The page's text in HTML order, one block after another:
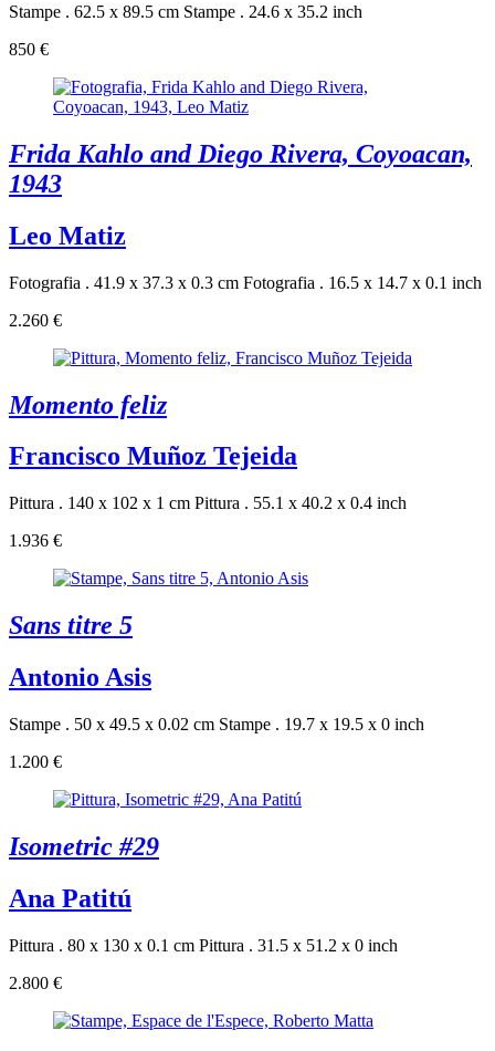
Stampe . 62.5 x 89.5 cm Stampe . 24.6 x 35.2 inch
850 €
Frida Kahlo and Diego Rivera, Coyoacan,
1943
Leo Matiz
Fotografia . 41.9 x 37.3 x 0.3 cm Fotografia . 16.5 x 14.7 x 0.1 inch
2.260 €
Momento feliz
Francisco Muñoz Tejeida
Pittura . 140 x 102 x 1 cm Pittura . 55.1 x 40.2 x 0.4 inch
1.936 €
Sans titre 5
Antonio Asis
Stampe . 50 x 49.5 x 0.02 cm Stampe . 19.7 x 19.5 x 0 inch
1.200 €
Isometric #29
Ana Patitú
Pittura . 80 x 130 x 0.1 cm Pittura . 31.5 x 51.2 x 0 inch
2.800 €